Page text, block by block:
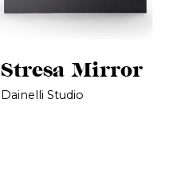
Stresa Mirror
Dainelli Studio